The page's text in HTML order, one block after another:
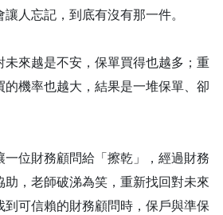
人忘記，到底有沒有那一件。
未來越是不安，保單買得也越多；重
機率也越大，結果是一堆保單、卻
位財務顧問給「擦乾」，經過財務
助，老師破涕為笑，重新找回對未來
到可信賴的財務顧問時，保戶與準保